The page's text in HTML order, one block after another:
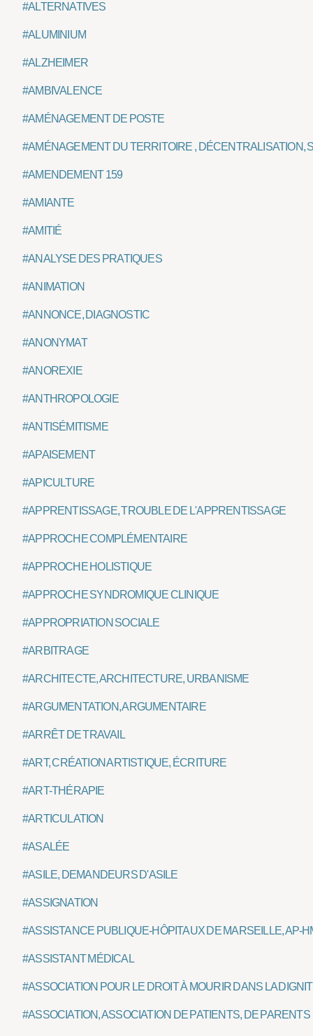
#ALTERNATIVES
#ALUMINIUM
#ALZHEIMER
#AMBIVALENCE
#AMÉNAGEMENT DE POSTE
#AMÉNAGEMENT DU TERRITOIRE , DÉCENTRALISATION,
#AMENDEMENT 159
#AMIANTE
#AMITIÉ
#ANALYSE DES PRATIQUES
#ANIMATION
#ANNONCE, DIAGNOSTIC
#ANONYMAT
#ANOREXIE
#ANTHROPOLOGIE
#ANTISÉMITISME
#APAISEMENT
#APICULTURE
#APPRENTISSAGE, TROUBLE DE L'APPRENTISSAGE
#APPROCHE COMPLÉMENTAIRE
#APPROCHE HOLISTIQUE
#APPROCHE SYNDROMIQUE CLINIQUE
#APPROPRIATION SOCIALE
#ARBITRAGE
#ARCHITECTE, ARCHITECTURE, URBANISME
#ARGUMENTATION, ARGUMENTAIRE
#ARRÊT DE TRAVAIL
#ART, CRÉATION ARTISTIQUE, ÉCRITURE
#ART-THÉRAPIE
#ARTICULATION
#ASALÉE
#ASILE, DEMANDEURS D'ASILE
#ASSIGNATION
#ASSISTANCE PUBLIQUE-HÔPITAUX DE MARSEILLE, AP-
#ASSISTANT MÉDICAL
#ASSOCIATION POUR LE DROIT À MOURIR DANS LA
#ASSOCIATION, ASSOCIATION DE PATIENTS, DE PARENTS